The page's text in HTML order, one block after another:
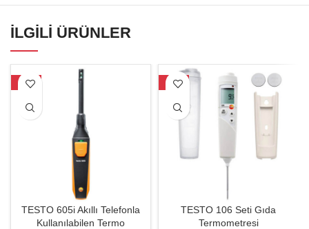
İLGILI ÜRÜNLER
-23%
TESTO 605i Akıllı Telefonla
Kullanılabilen Termo
-26%
TESTO 106 Seti Gıda
Termometresi